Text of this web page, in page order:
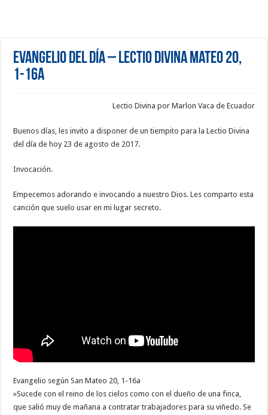
Evangelio del día – Lectio Divina Mateo 20,
1-16a
Lectio Divina por Marlon Vaca de Ecuador
Buenos días, les invito a disponer de un tiempito para la Lectio Divina
del día de hoy 23 de agosto de 2017.
Invocación.
Empecemos adorando e invocando a nuestro Dios. Les comparto esta
canción que suelo usar en mi lugar secreto.
Evangelio según San Mateo 20, 1-16a
»Sucede con el reino de los cielos como con el dueño de una finca,
que salió muy de mañana a contratar trabajadores para su viñedo. Se